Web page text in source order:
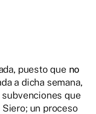
puesto que no
a dicha semana,
que
un proceso